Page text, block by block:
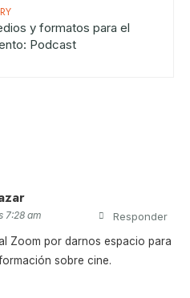
y formatos para el
Podcast
7:28 am
Zoom por darnos espacio para
sobre cine.
Responder